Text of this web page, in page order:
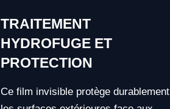
TRAITEMENT
HYDROFUGE ET
PROTECTION
Ce film invisible protège durablement